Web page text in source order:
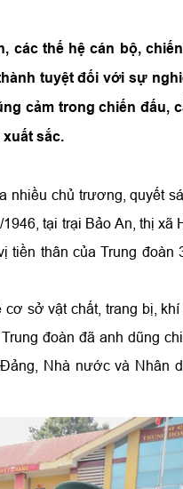
các thế hệ cán bộ,
tuyệt đối với sự
cảm trong chiến đấu,
sắc.
nhiều chủ trương, quyết
tại trại Bảo An, thị xã
tiền thân của Trung đoàn
sở vật chất, trang bị, khí
đoàn đã anh dũng
Nhà nước và Nhân